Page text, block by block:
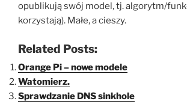
opublikują swój model, tj. algorytm/
korzystają). Małe, a cieszy.
Related Posts:
Orange Pi – nowe modele
Watomierz.
Sprawdzanie DNS sinkhole